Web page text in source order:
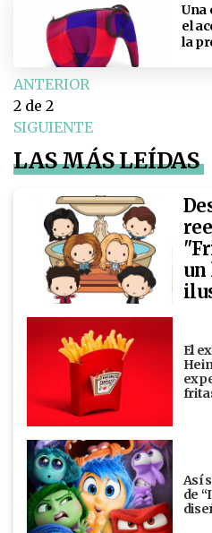
Una
el
la
ANTERIOR
2 de 2
SIGUIENTE
LAS MÁS LEÍDAS
un
El
Así
de